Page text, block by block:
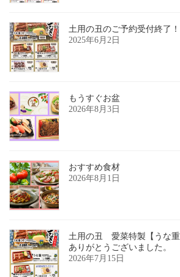
土用の丑のご予約受付終了！
2025年6月2日
もうすぐお盆
2026年8月3日
おすすめ食材
2026年8月1日
土用の丑 愛菜特製【うな
ありがとうございました。
2026年7月15日